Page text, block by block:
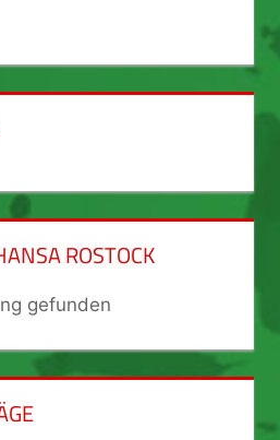
ROSTOCK
gefunden